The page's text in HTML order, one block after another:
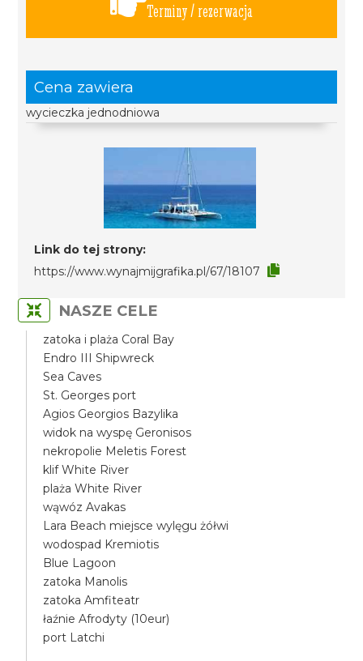
Terminy / rezerwacja
Cena zawiera
wycieczka jednodniowa
Link do tej strony:
https://www.wynajmijgrafika.pl/67/18107
NASZE CELE
zatoka i plaża Coral Bay
Endro III Shipwreck
Sea Caves
St. Georges port
Agios Georgios Bazylika
widok na wyspę Geronisos
nekropolie Meletis Forest
klif White River
plaża White River
wąwóz Avakas
Lara Beach miejsce wylęgu żółwi
wodospad Kremiotis
Blue Lagoon
zatoka Manolis
zatoka Amfiteatr
łaźnie Afrodyty (10eur)
port Latchi